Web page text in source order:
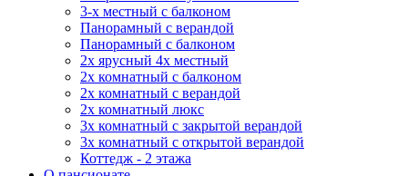
3-х местный с балконом
Панорамный с верандой
Панорамный с балконом
2х ярусный 4х местный
2х комнатный с балконом
2х комнатный с верандой
2х комнатный люкс
3х комнатный с закрытой верандой
3х комнатный с открытой верандой
Коттедж - 2 этажа